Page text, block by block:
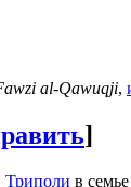
al-Qawuqji,
]
Триполи в